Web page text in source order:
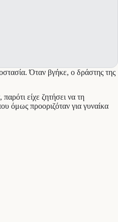
Όταν βγήκε, ο δράστης της
είχε ζητήσει να τη
όμως προοριζόταν για γυναίκα